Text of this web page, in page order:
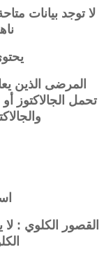
لا توجد بيانات
المرضى الذين
تحمل الجالاكتوز
القصور الكلوي :